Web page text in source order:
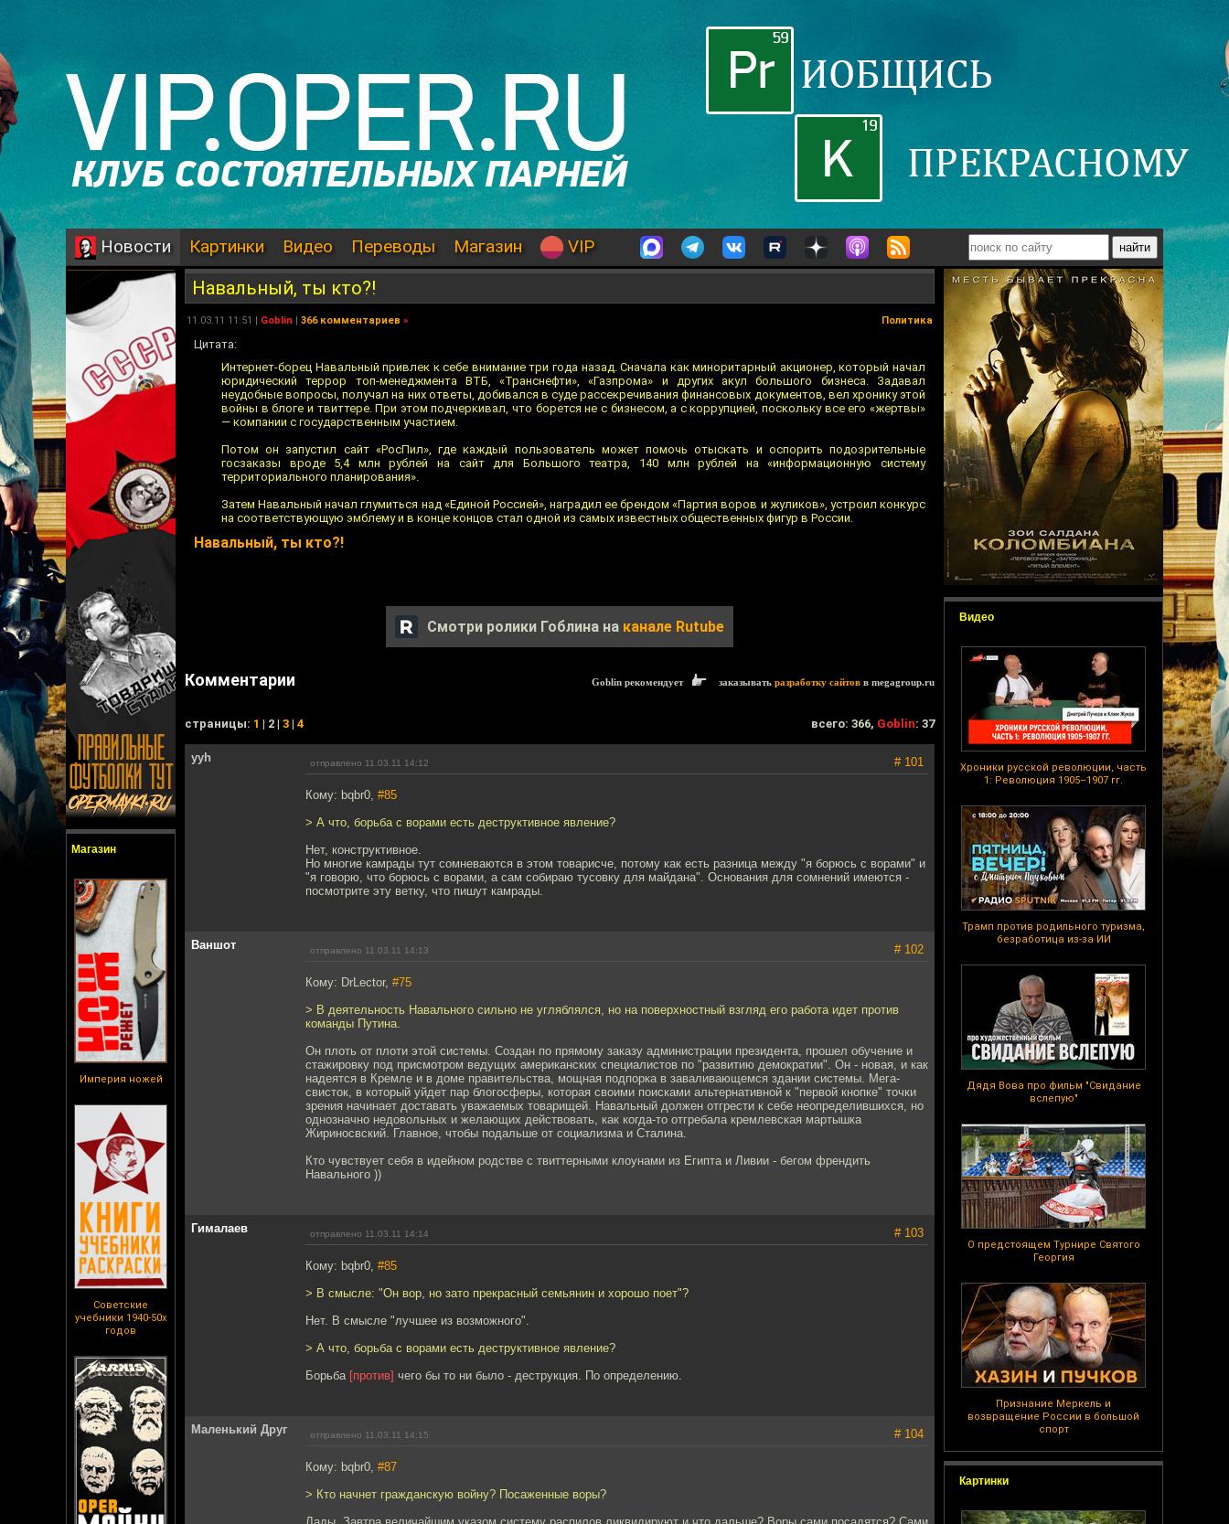
Новости Картинки Видео Переводы Магазин VIP
Магазин
Империя ножей
Советские
учебники 1940-50х
годов
Видео
Хроники русской революции, часть
1: Революция 1905–1907 гг.
Трамп против родильного туризма,
безработица из-за ИИ
Дядя Вова про фильм "Свидание
вслепую"
О предстоящем Турнире Святого
Георгия
Признание Меркель и
возвращение России в большой
спорт
Картинки
Навальный, ты кто?!
11.03.11 11:51 | Goblin | 366 комментариев » Политика
Цитата:
Интернет-борец Навальный привлек к себе внимание три года назад. Сначала как миноритарный акционер, который начал
юридический террор топ-менеджмента ВТБ, «Транснефти», «Газпрома» и других акул большого бизнеса. Задавал
неудобные вопросы, получал на них ответы, добивался в суде рассекречивания финансовых документов, вел хронику этой
войны в блоге и твиттере. При этом подчеркивал, что борется не с бизнесом, а с коррупцией, поскольку все его «жертвы»
— компании с государственным участием.
Потом он запустил сайт «РосПил», где каждый пользователь может помочь отыскать и оспорить подозрительные
госзаказы вроде 5,4 млн рублей на сайт для Большого театра, 140 млн рублей на «информационную систему
территориального планирования».
Затем Навальный начал глумиться над «Единой Россией», наградил ее брендом «Партия воров и жуликов», устроил конкурс
на соответствующую эмблему и в конце концов стал одной из самых известных общественных фигур в России.
Навальный, ты кто?!
Смотри ролики Гоблина на канале Rutube
Комментарии Goblin рекомендует заказывать разработку сайтов в megagroup.ru
cтраницы: 1 | 2 | 3 | 4 всего: 366, Goblin: 37
yyh отправлено 11.03.11 14:12 # 101
Кому: bqbr0, #85
> А что, борьба с ворами есть деструктивное явление?
Нет, конструктивное.
Но многие камрады тут сомневаются в этом товарисче, потому как есть разница между "я борюсь с ворами" и
"я говорю, что борюсь с ворами, а сам собираю тусовку для майдана". Основания для сомнений имеются -
посмотрите эту ветку, что пишут камрады.
Ваншот отправлено 11.03.11 14:13 # 102
Кому: DrLector, #75
> В деятельность Навального сильно не угляблялся, но на поверхностный взгляд его работа идет против
команды Путина.
Он плоть от плоти этой системы. Создан по прямому заказу администрации президента, прошел обучение и
стажировку под присмотром ведущих американских специалистов по "развитию демократии". Он - новая, и как
надеятся в Кремле и в доме правительства, мощная подпорка в заваливающемся здании системы. Мега-
свисток, в который уйдет пар блогосферы, которая своими поисками альтернативной к "первой кнопке" точки
зрения начинает доставать уважаемых товарищей. Навальный должен отгрести к себе неопределившихся, но
однозначно недовольных и желающих действовать, как когда-то отгребала кремлевская мартышка
Жириносвский. Главное, чтобы подальше от социализма и Сталина.
Кто чувствует себя в идейном родстве с твиттерными клоунами из Египта и Ливии - бегом френдить
Навального ))
Гималаев отправлено 11.03.11 14:14 # 103
Кому: bqbr0, #85
> В смысле: "Он вор, но зато прекрасный семьянин и хорошо поет"?
Нет. В смысле "лучшее из возможного".
> А что, борьба с ворами есть деструктивное явление?
Борьба [против] чего бы то ни было - деструкция. По определению.
Маленький Друг отправлено 11.03.11 14:15 # 104
Кому: bqbr0, #87
> Кто начнет гражданскую войну? Посаженные воры?